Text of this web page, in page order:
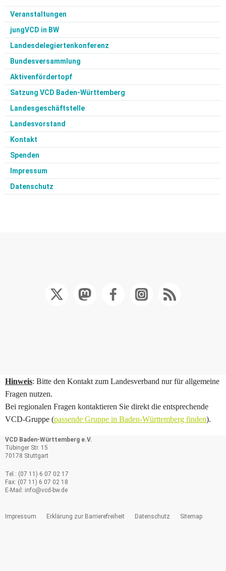
Veranstaltungen
jungVCD in BW
Landesdelegiertenkonferenz
Bundesversammlung
Aktivenfördertopf
Satzung VCD Baden-Württemberg
Landesgeschäftstelle
Landesvorstand
Kontakt
Spenden
Impressum
Datenschutz
Hinweis: Bitte den Kontakt zum Landesverband nur für allgemeine
Fragen nutzen.
Bei regionalen Fragen kontaktieren Sie direkt die entsprechende
VCD-Gruppe (passende Gruppe in Baden-Württemberg finden).
VCD Baden-Württemberg e.V.
Tübinger Str. 15
70178 Stuttgart
Tel.: (07 11) 6 07 02 17
Fax: (07 11) 6 07 02 18
E-Mail: info@vcd-bw.de
Impressum Erklärung zur Barrierefreiheit Datenschutz Sitemap